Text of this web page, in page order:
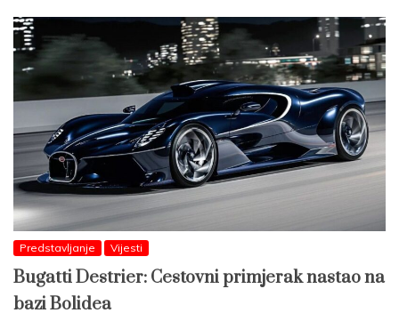
Predstavljanje Vijesti
Bugatti Destrier: Cestovni primjerak nastao na
bazi Bolidea